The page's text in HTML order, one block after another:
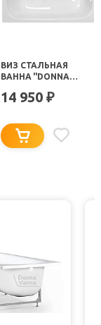
ВИЗ СТАЛЬНАЯ
ВАННА "DONNA
ОРХИДЕЯ
14 950 ₽